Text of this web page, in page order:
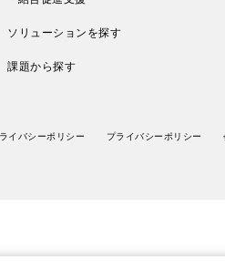
ソリューションを探す
課題から探す
イバシーポリシー プライバシーポリシー